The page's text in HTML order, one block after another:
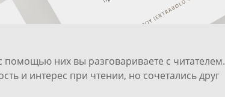
них вы разговариваете с читателем.
и интерес при чтении, но сочетались друг